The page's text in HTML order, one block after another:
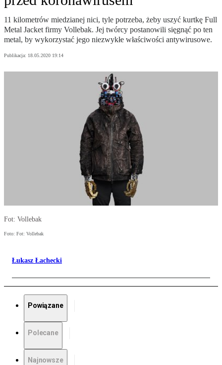
11 kilometrów miedzianej nici, tyle potrzeba, żeby uszyć kurtkę Full
Metal Jacket firmy Vollebak. Jej twórcy postanowili sięgnąć po ten
metal, by wykorzystać jego niezwykłe właściwości antywirusowe.
Publikacja: 18.05.2020 19:14
Fot: Vollebak
Foto: Fot: Vollebak
Łukasz Łachecki
Powiązane
Polecane
Najnowsze